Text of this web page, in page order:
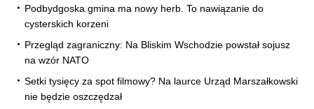
Podbydgoska gmina ma nowy herb. To nawiązanie do
cysterskich korzeni
Przegląd zagraniczny: Na Bliskim Wschodzie powstał sojusz
na wzór NATO
Setki tysięcy za spot filmowy? Na laurce Urząd Marszałkowski
nie będzie oszczędzał